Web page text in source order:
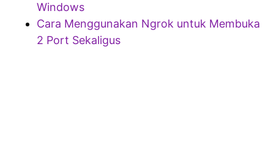
Windows
Cara Menggunakan Ngrok untuk Membuka
2 Port Sekaligus